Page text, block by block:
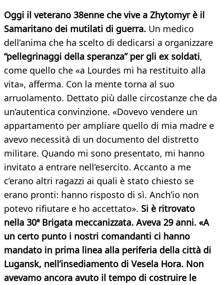
Oggi il veterano 38enne che vive a Zhytomyr è il
Samaritano dei mutilati di guerra. Un medico
dell’anima che ha scelto di dedicarsi a organizzare
“pellegrinaggi della speranza” per gli ex soldati,
come quello che «a Lourdes mi ha restituito alla
vita», afferma. Con la mente torna al suo
arruolamento. Dettato più dalle circostanze che da
un’autentica convinzione. «Dovevo vendere un
appartamento per ampliare quello di mia madre e
avevo necessità di un documento del distretto
militare. Quando mi sono presentato, mi hanno
invitato a entrare nell’esercito. Accanto a me
c’erano altri ragazzi ai quali è stato chiesto se
erano pronti: hanno risposto di sì. Anch’io non
potevo rifiutare e ho accettato». Si è ritrovato
nella 30ª Brigata meccanizzata. Aveva 29 anni. «A
un certo punto i nostri comandanti ci hanno
mandato in prima linea alla periferia della città di
Lugansk, nell’insediamento di Vesela Hora. Non
avevamo ancora avuto il tempo di costruire le